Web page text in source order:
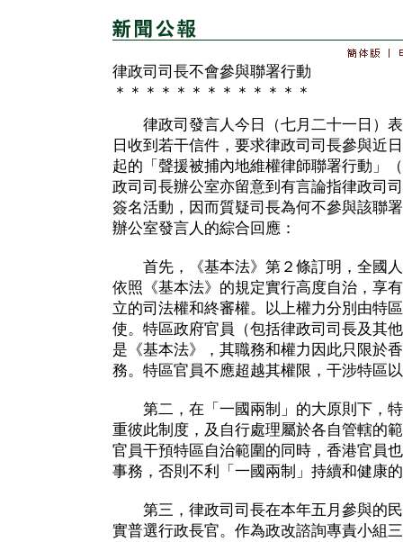
律政司司長不會參與聯署行動
＊＊＊＊＊＊＊＊＊＊＊＊＊
律政司發言人今日（七月二十一日）表
日收到若干信件，要求律政司司長參與近
起的「聲援被捕內地維權律師聯署行動」
政司司長辦公室亦留意到有言論指律政司
簽名活動，因而質疑司長為何不參與該聯
辦公室發言人的綜合回應：
首先，《基本法》第２條訂明，全國人
依照《基本法》的規定實行高度自治，享
立的司法權和終審權。以上權力分別由特
使。特區政府官員（包括律政司司長及其
是《基本法》，其職務和權力因此只限於
務。特區官員不應超越其權限，干涉特區
第二，在「一國兩制」的大原則下，特
重彼此制度，及自行處理屬於各自管轄的
官員干預特區自治範圍的同時，香港官員
事務，否則不利「一國兩制」持續和健康
第三，律政司司長在本年五月參與的民
實普選行政長官。作為政改諮詢專責小組